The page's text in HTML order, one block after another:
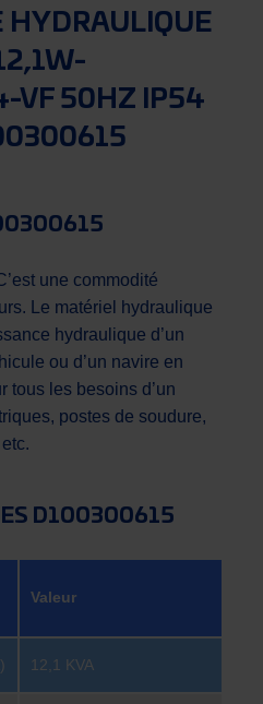
HYDRAULIQUE
VF 50HZ IP54
une commodité
Le matériel hydraulique
hydraulique d’un
ou d’un navire en
tous les besoins d’un
postes de soudure,
D100300615
Valeur
12,1 KVA